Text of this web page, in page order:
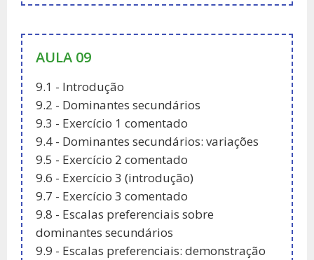
AULA 09
9.1 - Introdução
9.2 - Dominantes secundários
9.3 - Exercício 1 comentado
9.4 - Dominantes secundários: variações
9.5 - Exercício 2 comentado
9.6 - Exercício 3 (introdução)
9.7 - Exercício 3 comentado
9.8 - Escalas preferenciais sobre
dominantes secundários
9.9 - Escalas preferenciais: demonstração